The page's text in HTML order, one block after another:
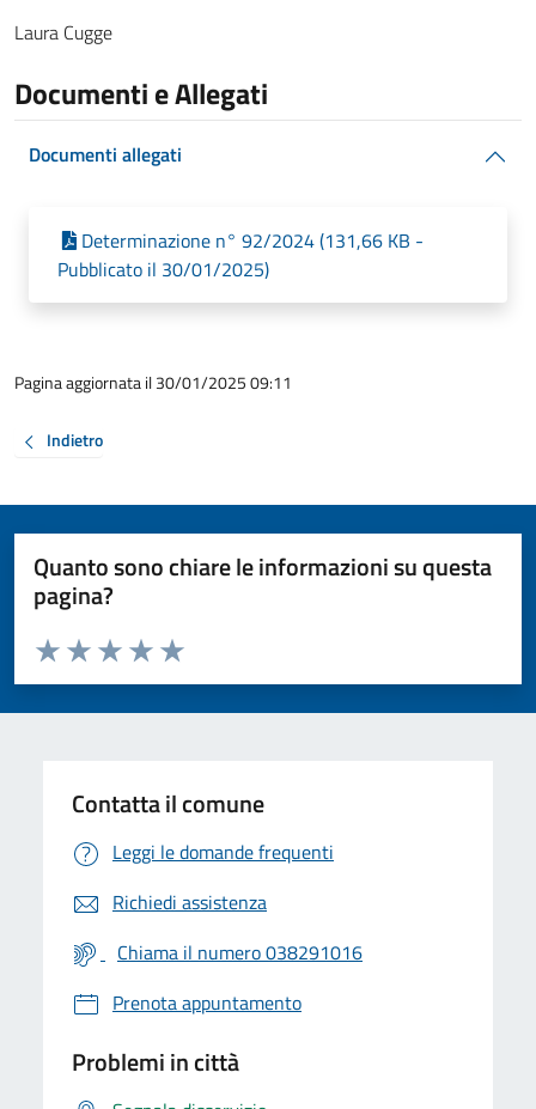
Laura Cugge
Documenti e Allegati
Documenti allegati
Determinazione n° 92/2024 (131,66 KB -
Pubblicato il 30/01/2025)
Pagina aggiornata il 30/01/2025 09:11
Indietro
Quanto sono chiare le informazioni su questa
pagina?
Valuta da 1 a 5 stelle la pagina
Valuta 5 stelle su 5
Valuta 4 stelle su 5
Valuta 3 stelle su 5
Valuta 2 stelle su 5
Valuta 1 stelle su 5
Contatta il comune
Leggi le domande frequenti
Richiedi assistenza
Chiama il numero 038291016
Prenota appuntamento
Problemi in città